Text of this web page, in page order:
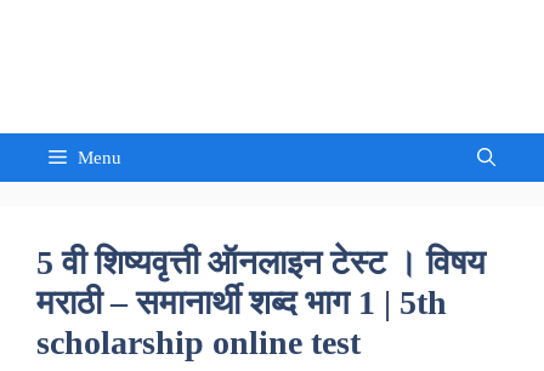
Menu
5 वी शिष्यवृत्ती ऑनलाइन टेस्ट । विषय
मराठी – समानार्थी शब्द भाग 1 | 5th
scholarship online test